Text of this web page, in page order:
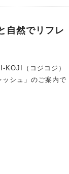
自然でリフレ
KOJI（コジコジ）